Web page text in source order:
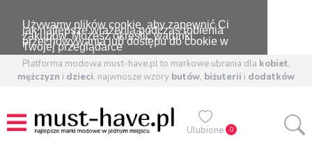
Używamy plików cookie, aby zapewnić Ci
jak najlepsze wrażenia podczas robienia
zakupów. Możesz określić warunki
przechowywania lub dostępu do cookie w
Twojej przeglądarce
Platforma modowa must-have.pl to markowe ubrania dla kobiet,
mężczyzn i dzieci, najwnosze wzory butów, biżuterii i dodatków
Ulubione 0